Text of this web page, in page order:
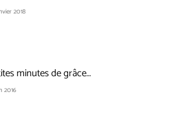
2018
minutes de grâce…
2016